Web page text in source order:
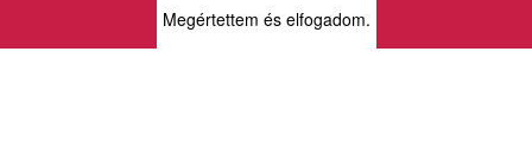
Megértettem és elfogadom.